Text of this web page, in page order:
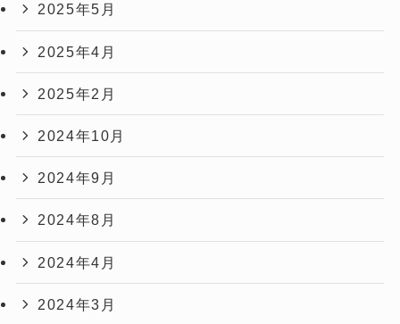
2025年5月
2025年4月
2025年2月
2024年10月
2024年9月
2024年8月
2024年4月
2024年3月